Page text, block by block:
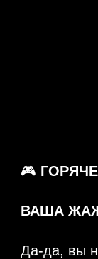
🎮
ВАША
Да-да, вы